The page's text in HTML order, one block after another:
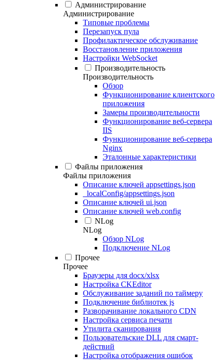
Администрирование
Администрирование
Типовые проблемы
Перезапуск пула
Профилактическое обслуживание
Восстановление приложения
Настройки WebSocket
Производительность
Производительность
Обзор
Функционирование клиентского
приложения
Замеры производительности
Функционирование веб-сервера
IIS
Функционирование веб-сервера
Nginx
Эталонные характеристики
Файлы приложения
Файлы приложения
Описание ключей appsettings.json
_localConfig/appsettings.json
Описание ключей ui.json
Описание ключей web.config
NLog
NLog
Обзор NLog
Подключение NLog
Прочее
Прочее
Браузеры для docx/xlsx
Настройка CKEditor
Обслуживание заданий по таймеру
Подключение библиотек js
Разворачивание локального CDN
Настройка сервиса печати
Утилита сканирования
Пользовательские DLL для смарт-
действий
Настройка отображения ошибок